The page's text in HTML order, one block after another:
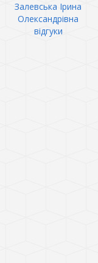
Залевська Ірина
Олександрівна
відгуки